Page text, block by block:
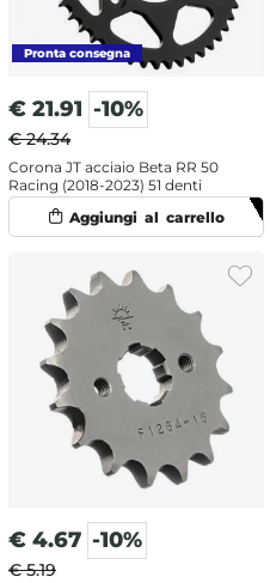
€ 21.91 -10%
€ 24.34
Corona JT acciaio Beta RR 50
Racing (2018-2023) 51 denti
€ 4.67 -10%
€ 5.19